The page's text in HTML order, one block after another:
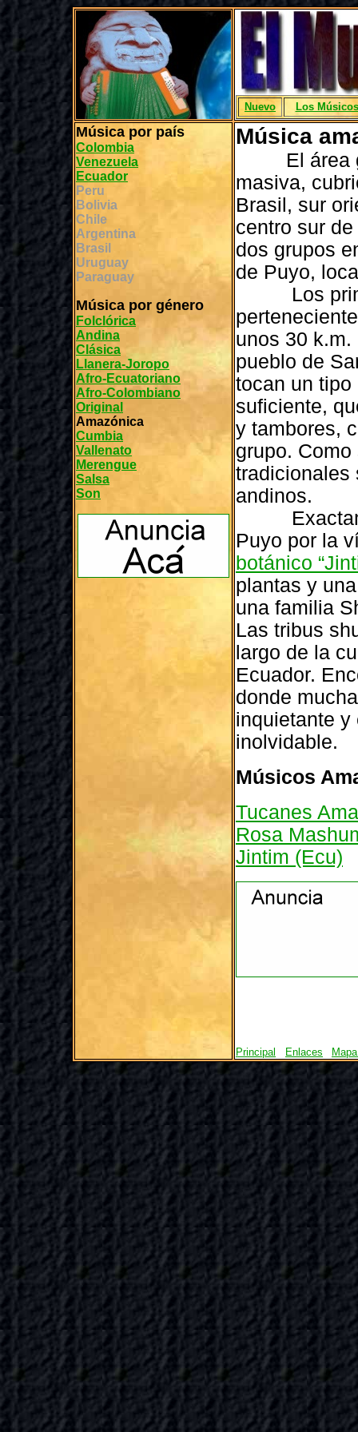
Nuevo Los Músicos
Música por país
Colombia
Venezuela
Ecuador
Peru
Bolivia
Chile
Argentina
Brasil
Uruguay
Paraguay
Música por género
Folclórica
Andina
Clásica
Llanera-Joropo
Afro-Ecuatoriano
Afro-Colombiano
Original
Amazónica
Cumbia
Vallenato
Merengue
Salsa
Son
Música
El área
masiva,
Brasil, sur
centro sur
dos grupos
de Puyo,
Los
unos 30
pueblo de
tocan un tipo
suficiente,
y tambores,
grupo.
tradicionales
andinos.
Puyo por la
botánico
plantas y
una familia
Las tribus
largo de la
Ecuador.
donde
inquietante y
inolvidable.
Músicos
Tucanes
Rosa
Jintim (Ecu)
Principal Enlaces